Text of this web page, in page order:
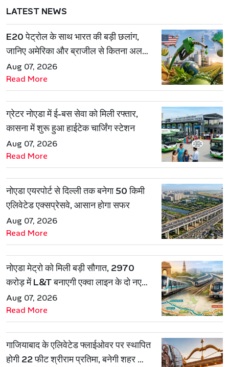
LATEST NEWS
E20 पेट्रोल के साथ भारत की बड़ी छलांग,
जानिए अमेरिका और ब्राजील से कितना अलग
है एथेनॉल मॉडल
Aug 07, 2026
Read More
ग्रेटर नोएडा में ई-बस सेवा को मिली रफ्तार,
कासना में शुरू हुआ हाईटेक चार्जिंग स्टेशन
Aug 07, 2026
Read More
नोएडा एयरपोर्ट से दिल्ली तक बनेगा 50 किमी
एलिवेटेड एक्सप्रेसवे, आसान होगा सफर
Aug 07, 2026
Read More
नोएडा मेट्रो को मिली बड़ी सौगात, 2970
करोड़ में L&T बनाएगी एक्वा लाइन के दो नए
रूट
Aug 07, 2026
Read More
गाजियाबाद के एलिवेटेड फ्लाईओवर पर स्थापित
होगी 22 फीट श्रीराम प्रतिमा, बनेगी शहर की